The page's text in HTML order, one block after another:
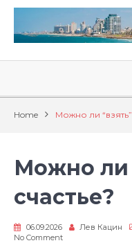
Home Можно ли “взять”
Можно ли
счастье?
06.09.2026 Лев Кацин
No Commenton